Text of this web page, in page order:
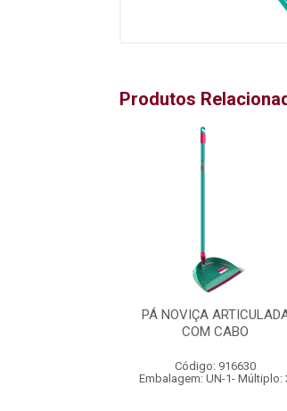
Produtos
PÁ NOVIÇA
COM CABO
Código: 916630
Embalagem: UN-1- Múltiplo: